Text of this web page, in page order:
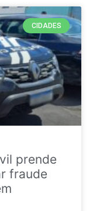
CIDADES
prende
fraude